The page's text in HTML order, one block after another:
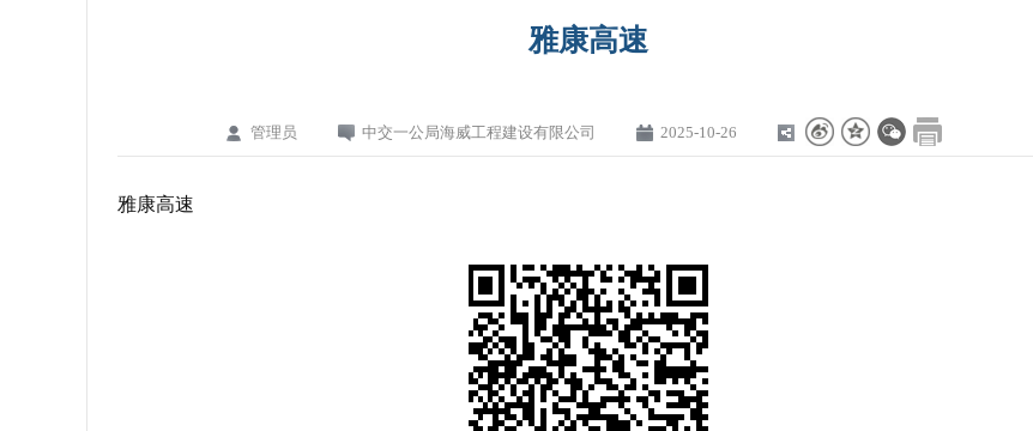
雅康高速
管理员 中交一公局海威工程建设有限公司 2025-10-26
雅康高速